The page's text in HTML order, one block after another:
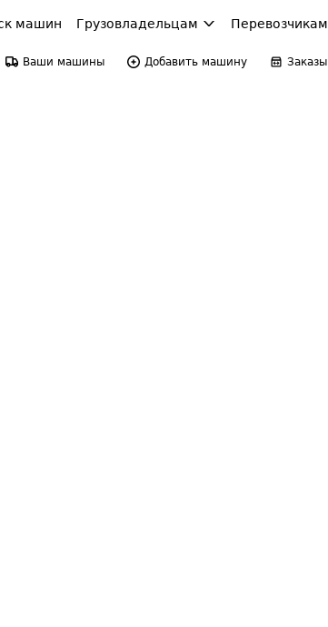
машин Грузовладельцам Перевозчикам
Ваши машины Добавить машину Заказы